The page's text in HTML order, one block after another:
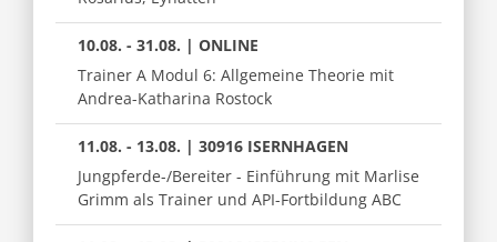
10.08. - 31.08. | ONLINE
Trainer A Modul 6: Allgemeine Theorie mit
Andrea-Katharina Rostock
11.08. - 13.08. | 30916 ISERNHAGEN
Jungpferde-/Bereiter - Einführung mit Marlise
Grimm als Trainer und API-Fortbildung ABC